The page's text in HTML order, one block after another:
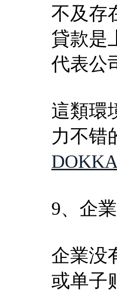
不及存
貸款是
代表公
這類環
力不错
9、企
企業没
或单子